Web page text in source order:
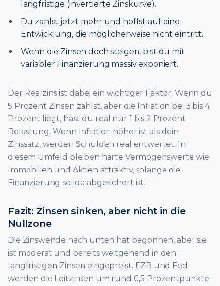
langfristige (invertierte Zinskurve).
Du zahlst jetzt mehr und hoffst auf eine
Entwicklung, die möglicherweise nicht eintritt.
Wenn die Zinsen doch steigen, bist du mit
variabler Finanzierung massiv exponiert.
Der Realzins ist dabei ein wichtiger Faktor. Wenn du
5 Prozent Zinsen zahlst, aber die Inflation bei 3 bis 4
Prozent liegt, hast du real nur 1 bis 2 Prozent
Belastung. Wenn Inflation höher ist als dein
Zinssatz, werden Schulden real entwertet. In
diesem Umfeld bleiben harte Vermögenswerte wie
Immobilien und Aktien attraktiv, solange die
Finanzierung solide abgesichert ist.
Fazit: Zinsen sinken, aber nicht in die
Nullzone
Die Zinswende nach unten hat begonnen, aber sie
ist moderat und bereits weitgehend in den
langfristigen Zinsen eingepreist. EZB und Fed
werden die Leitzinsen um rund 0,5 Prozentpunkte